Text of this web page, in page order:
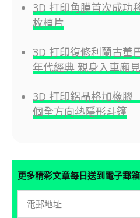
3D 打印角膜首次成功
枚植片
3D 打印復修利蘭古董
年代經典 親身入車廂
3D 打印鋁晶格加橡
個全方向熱隱形斗篷
更多精彩文章每日送到電子郵箱